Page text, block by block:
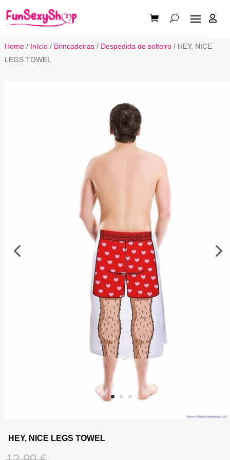

Home/ Início/ Brincadeiras/ Despedida de solteiro/ HEY, NICE
LEGS TOWEL
HEY, NICE LEGS TOWEL